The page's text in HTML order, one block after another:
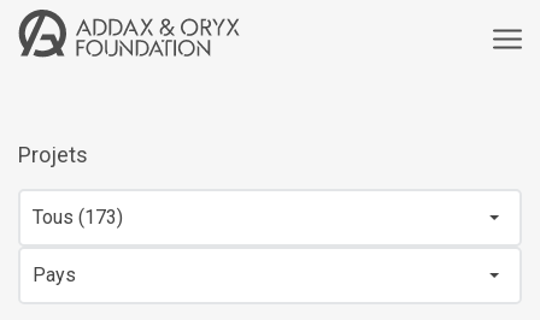
Projets
Tous (173)
Pays